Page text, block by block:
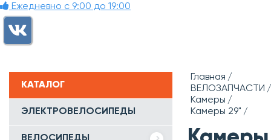
Ежедневно с 9:00 до 19:00
КАТАЛОГ
ЭЛЕКТРОВЕЛОСИПЕДЫ
Главная
ВЕЛОЗАПЧАСТИ
Камеры
Камеры 29"